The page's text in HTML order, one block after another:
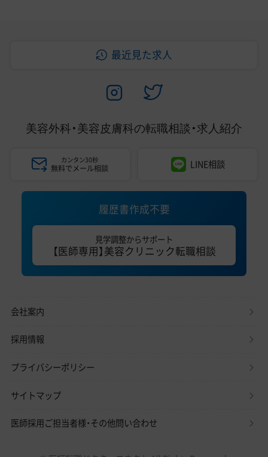
最近見た求人
美容外科・美容皮膚科の転職相談・求人紹介
カンタン30秒
無料でメール相談 LINE相談
履歴書作成不要
見学調整からサポート
【医師専用】美容クリニック転職相談
会社案内
採用情報
プライバシーポリシー
サイトマップ
医師採用ご担当者様・その他問い合わせ